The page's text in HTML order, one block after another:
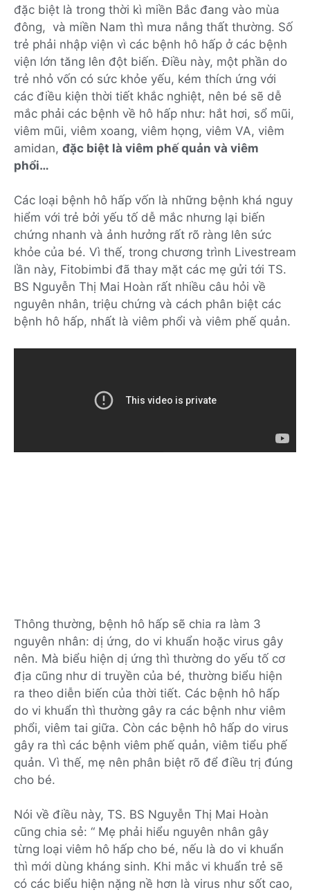
đặc biệt là trong thời kì miền Bắc đang vào mùa
đông, và miền Nam thì mưa nắng thất thường. Số
trẻ phải nhập viện vì các bệnh hô hấp ở các bệnh
viện lớn tăng lên đột biến. Điều này, một phần do
trẻ nhỏ vốn có sức khỏe yếu, kém thích ứng với
các điều kiện thời tiết khắc nghiệt, nên bé sẽ dễ
mắc phải các bệnh về hô hấp như: hắt hơi, sổ mũi,
viêm mũi, viêm xoang, viêm họng, viêm VA, viêm
amidan, đặc biệt là viêm phế quản và viêm
phổi…
Các loại bệnh hô hấp vốn là những bệnh khá nguy
hiểm với trẻ bởi yếu tố dễ mắc nhưng lại biến
chứng nhanh và ảnh hưởng rất rõ ràng lên sức
khỏe của bé. Vì thế, trong chương trình Livestream
lần này, Fitobimbi đã thay mặt các mẹ gửi tới TS.
BS Nguyễn Thị Mai Hoàn rất nhiều câu hỏi về
nguyên nhân, triệu chứng và cách phân biệt các
bệnh hô hấp, nhất là viêm phổi và viêm phế quản.
Thông thường, bệnh hô hấp sẽ chia ra làm 3
nguyên nhân: dị ứng, do vi khuẩn hoặc virus gây
nên. Mà biểu hiện dị ứng thì thường do yếu tố cơ
địa cũng như di truyền của bé, thường biểu hiện
ra theo diễn biến của thời tiết. Các bệnh hô hấp
do vi khuẩn thì thường gây ra các bệnh như viêm
phổi, viêm tai giữa. Còn các bệnh hô hấp do virus
gây ra thì các bệnh viêm phế quản, viêm tiểu phế
quản. Vì thế, mẹ nên phân biệt rõ để điều trị đúng
cho bé.
Nói về điều này, TS. BS Nguyễn Thị Mai Hoàn
cũng chia sẻ: “ Mẹ phải hiểu nguyên nhân gây
từng loại viêm hô hấp cho bé, nếu là do vi khuẩn
thì mới dùng kháng sinh. Khi mắc vi khuẩn trẻ sẽ
có các biểu hiện nặng nề hơn là virus như sốt cao,